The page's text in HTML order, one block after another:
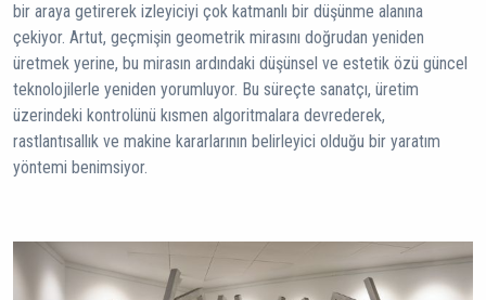
bir araya getirerek izleyiciyi çok katmanlı bir düşünme alanına
çekiyor. Artut, geçmişin geometrik mirasını doğrudan yeniden
üretmek yerine, bu mirasın ardındaki düşünsel ve estetik özü güncel
teknolojilerle yeniden yorumluyor. Bu süreçte sanatçı, üretim
üzerindeki kontrolünü kısmen algoritmalara devrederek,
rastlantısallık ve makine kararlarının belirleyici olduğu bir yaratım
yöntemi benimsiyor.